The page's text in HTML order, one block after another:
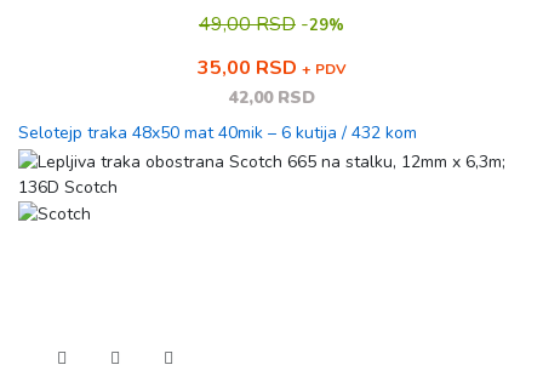
49,00 RSD -29%
35,00 RSD + PDV
42,00 RSD
Selotejp traka 48x50 mat 40mik – 6 kutija / 432 kom